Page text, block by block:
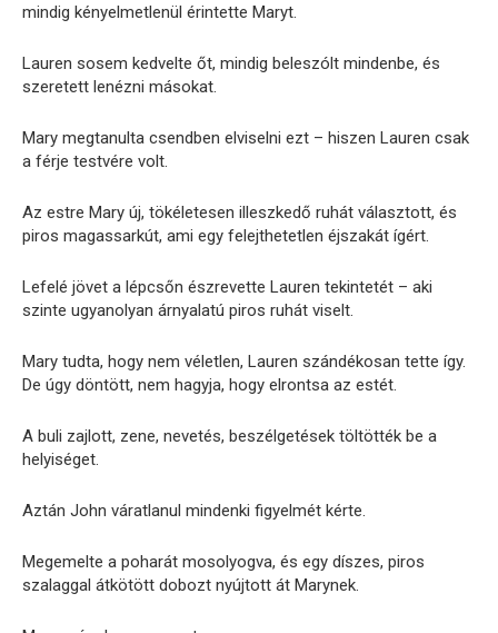
mindig kényelmetlenül érintette Maryt.
Lauren sosem kedvelte őt, mindig beleszólt mindenbe, és
szeretett lenézni másokat.
Mary megtanulta csendben elviselni ezt – hiszen Lauren csak
a férje testvére volt.
Az estre Mary új, tökéletesen illeszkedő ruhát választott, és
piros magassarkút, ami egy felejthetetlen éjszakát ígért.
Lefelé jövet a lépcsőn észrevette Lauren tekintetét – aki
szinte ugyanolyan árnyalatú piros ruhát viselt.
Mary tudta, hogy nem véletlen, Lauren szándékosan tette így.
De úgy döntött, nem hagyja, hogy elrontsa az estét.
A buli zajlott, zene, nevetés, beszélgetések töltötték be a
helyiséget.
Aztán John váratlanul mindenki figyelmét kérte.
Megemelte a poharát mosolyogva, és egy díszes, piros
szalaggal átkötött dobozt nyújtott át Marynek.